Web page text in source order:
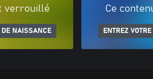
verrouillé
DE NAISSANCE
Ce
ENTREZ